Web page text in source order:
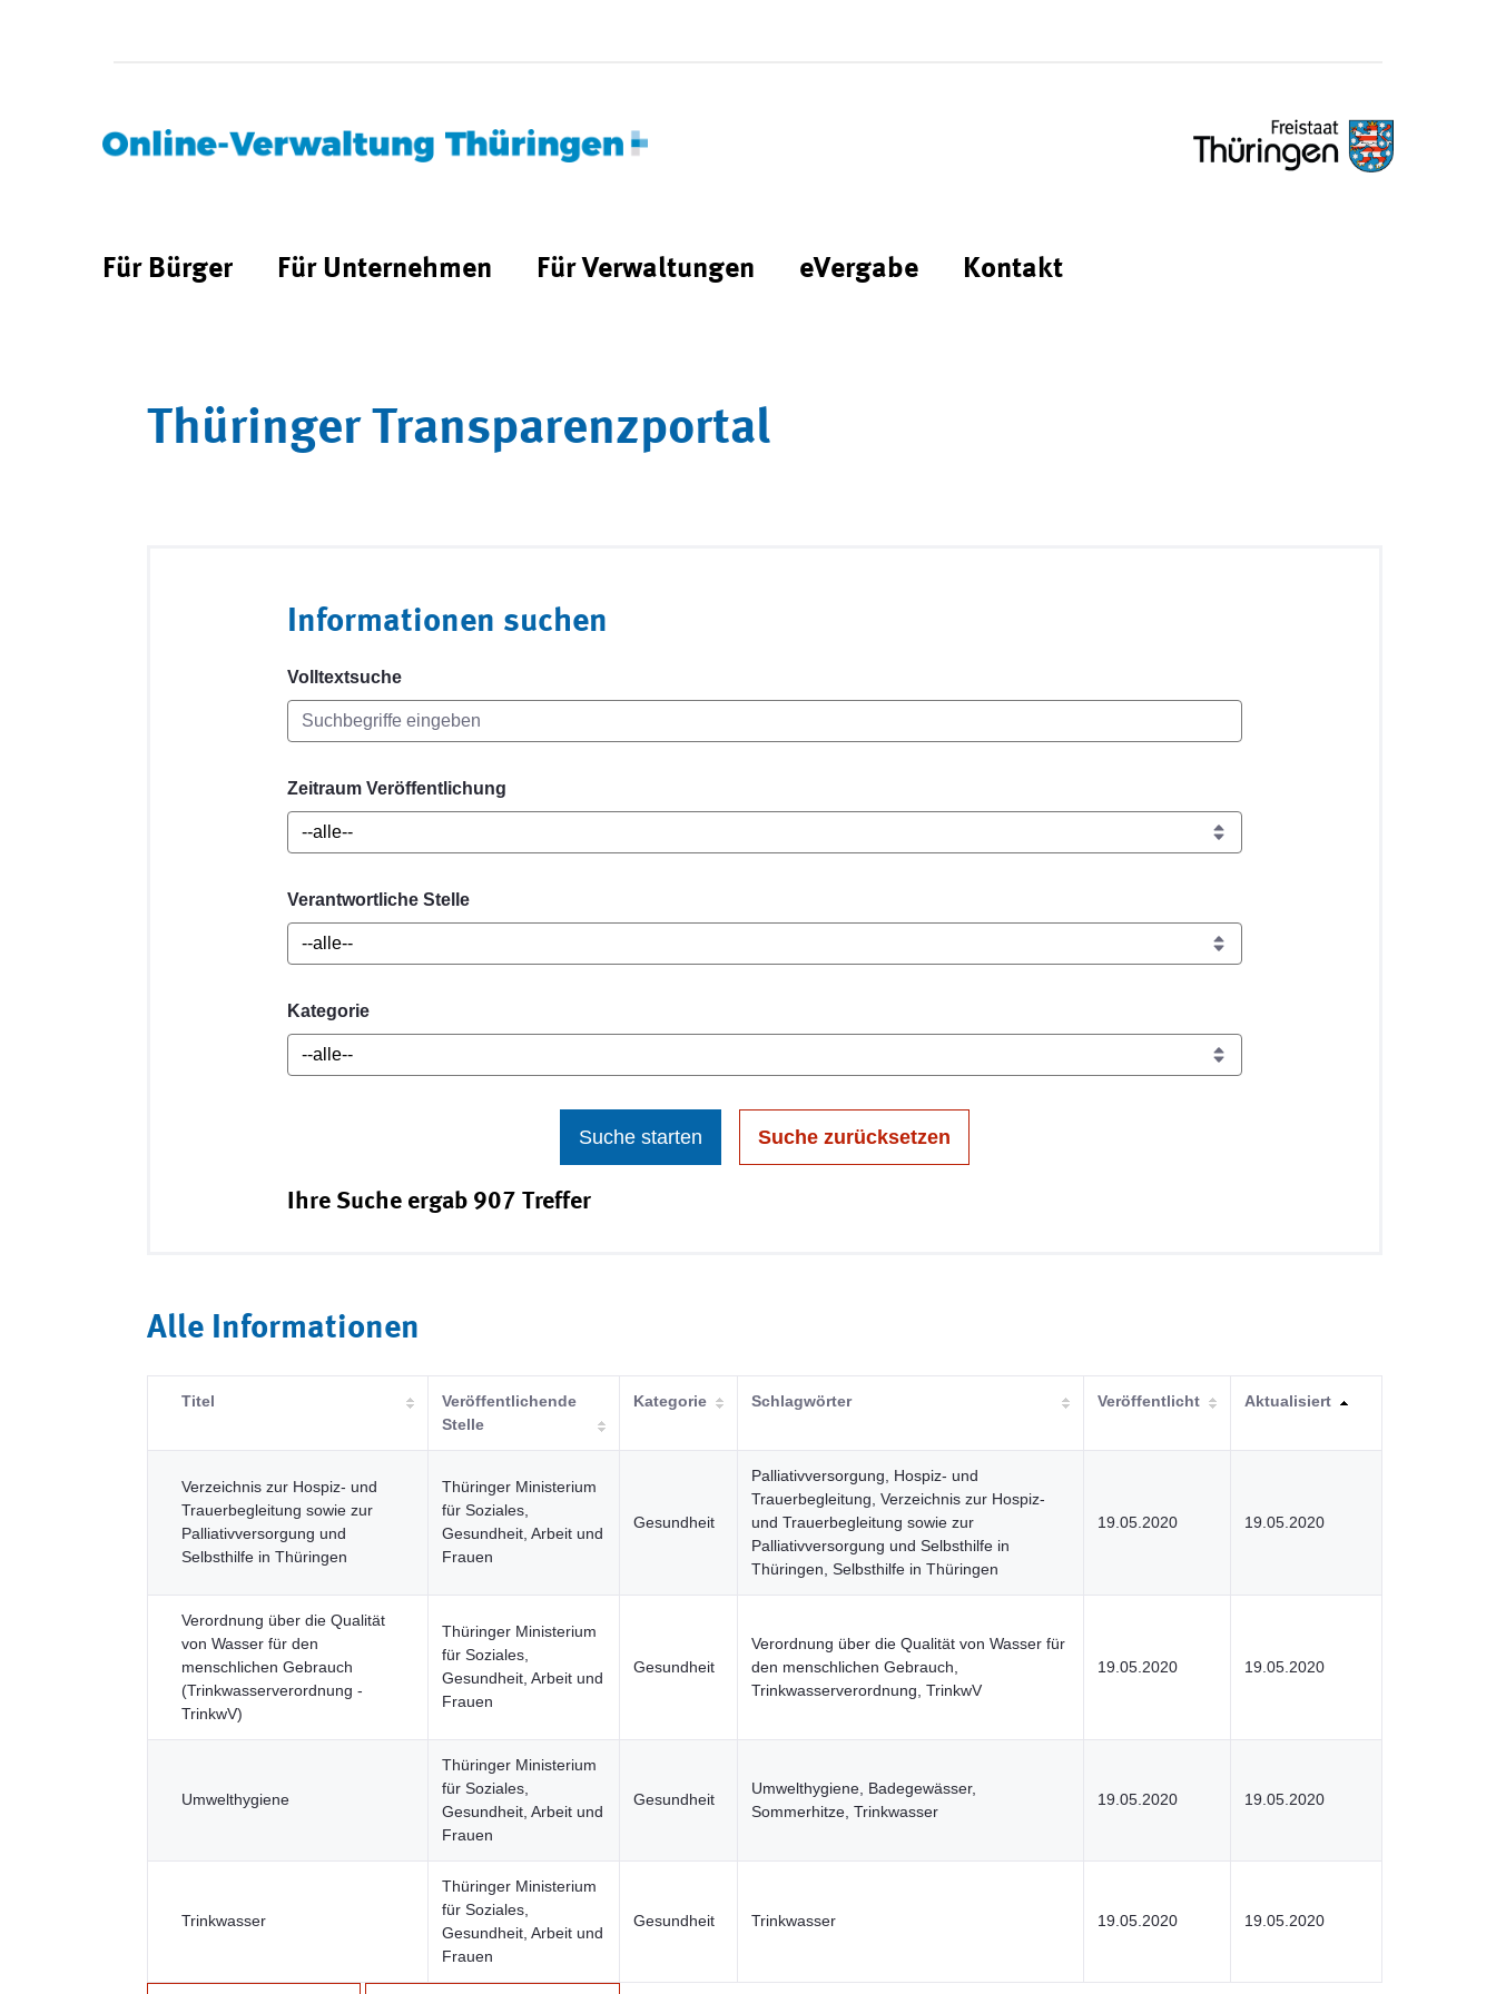
Für Bürger Für Unternehmen Für Verwaltungen eVergabe Kontakt
Thüringer Transparenzportal
Informationen suchen
Volltextsuche
Zeitraum Veröffentlichung
Verantwortliche Stelle
Kategorie
Suche starten Suche zurücksetzen
Ihre Suche ergab 907 Treffer
Alle Informationen
Titel
Veröffentlichende
Stelle
Kategorie Schlagwörter Veröffentlicht Aktualisiert
Verzeichnis zur Hospiz- und
Trauerbegleitung sowie zur
Palliativversorgung und
Selbsthilfe in Thüringen
Thüringer Ministerium
für Soziales,
Gesundheit, Arbeit und
Frauen
Gesundheit
Palliativversorgung, Hospiz- und
Trauerbegleitung, Verzeichnis zur Hospiz-
und Trauerbegleitung sowie zur
Palliativversorgung und Selbsthilfe in
Thüringen, Selbsthilfe in Thüringen
19.05.2020 19.05.2020
Verordnung über die Qualität
von Wasser für den
menschlichen Gebrauch
(Trinkwasserverordnung -
TrinkwV)
Thüringer Ministerium
für Soziales,
Gesundheit, Arbeit und
Frauen
Gesundheit
Verordnung über die Qualität von Wasser für
den menschlichen Gebrauch,
Trinkwasserverordnung, TrinkwV
19.05.2020 19.05.2020
Umwelthygiene
Thüringer Ministerium
für Soziales,
Gesundheit, Arbeit und
Frauen
Gesundheit
Umwelthygiene, Badegewässer,
Sommerhitze, Trinkwasser
19.05.2020 19.05.2020
Trinkwasser
Thüringer Ministerium
für Soziales,
Gesundheit, Arbeit und
Frauen
Gesundheit Trinkwasser 19.05.2020 19.05.2020